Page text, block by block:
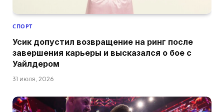
СПОРТ
Усик допустил возвращение на ринг после
завершения карьеры и высказался о бое с
Уайлдером
31 июля, 2026